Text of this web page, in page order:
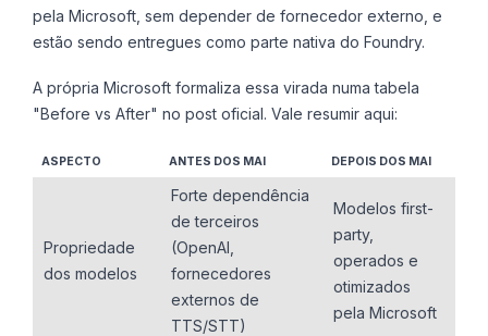
pela Microsoft, sem depender de fornecedor externo, e
estão sendo entregues como parte nativa do Foundry.
A própria Microsoft formaliza essa virada numa tabela
"Before vs After" no post oficial. Vale resumir aqui:
ASPECTO ANTES DOS MAI DEPOIS DOS MAI
Propriedade
dos modelos
Forte dependência
de terceiros
(OpenAI,
fornecedores
externos de
TTS/STT)
Modelos first-
party,
operados e
otimizados
pela Microsoft